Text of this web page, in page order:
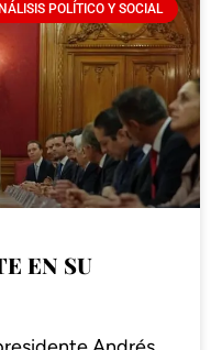
POLÍTICO Y SOCIAL
EN SU